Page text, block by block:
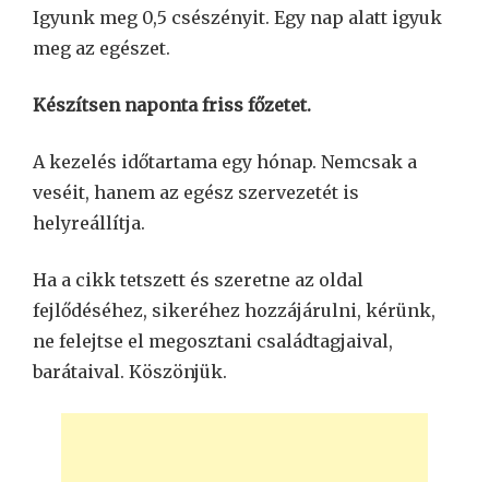
Igyunk meg 0,5 csészényit. Egy nap alatt igyuk
meg az egészet.
Készítsen naponta friss főzetet.
A kezelés időtartama egy hónap. Nemcsak a
veséit, hanem az egész szervezetét is
helyreállítja.
Ha a cikk tetszett és szeretne az oldal
fejlődéséhez, sikeréhez hozzájárulni, kérünk,
ne felejtse el megosztani családtagjaival,
barátaival. Köszönjük.